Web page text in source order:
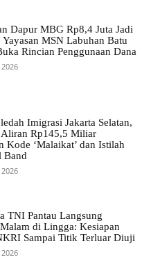
Dapur MBG Rp8,4 Juta Jadi
Yayasan MSN Labuhan Batu
Rincian Penggunaan Dana
Imigrasi Jakarta Selatan,
Aliran Rp145,5 Miliar
Kode ‘Malaikat’ dan Istilah
Band
TNI Pantau Langsung
di Lingga: Kesiapan
Sampai Titik Terluar Diuji